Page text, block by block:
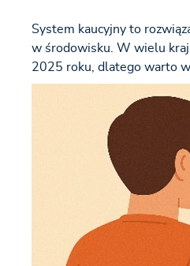
System kaucyjny to
w środowisku. W wielu
2025 roku, dlatego warto